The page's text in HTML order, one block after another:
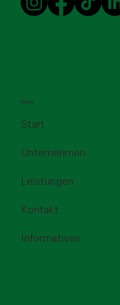
Menü
Start
Unternehmen
Leistungen
Kontakt
Informatives